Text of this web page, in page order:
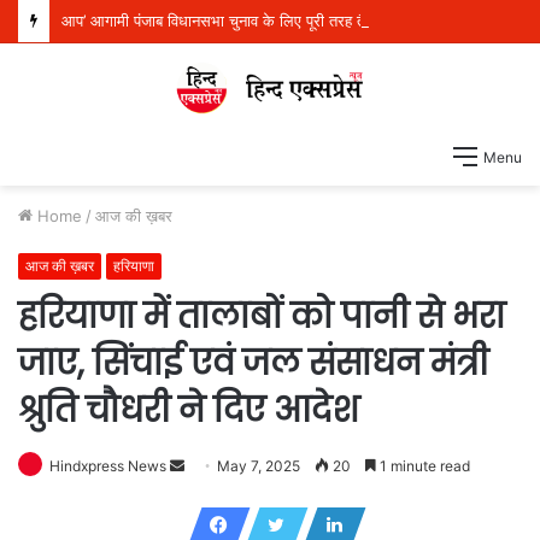
Menu
Home / आज की ख़बर
आज की ख़बर हरियाणा
हरियाणा में तालाबों को पानी से भरा
जाए, सिंचाई एवं जल संसाधन मंत्री
श्रुति चौधरी ने दिए आदेश
Hindxpress News May 7, 2025 20 1 minute read